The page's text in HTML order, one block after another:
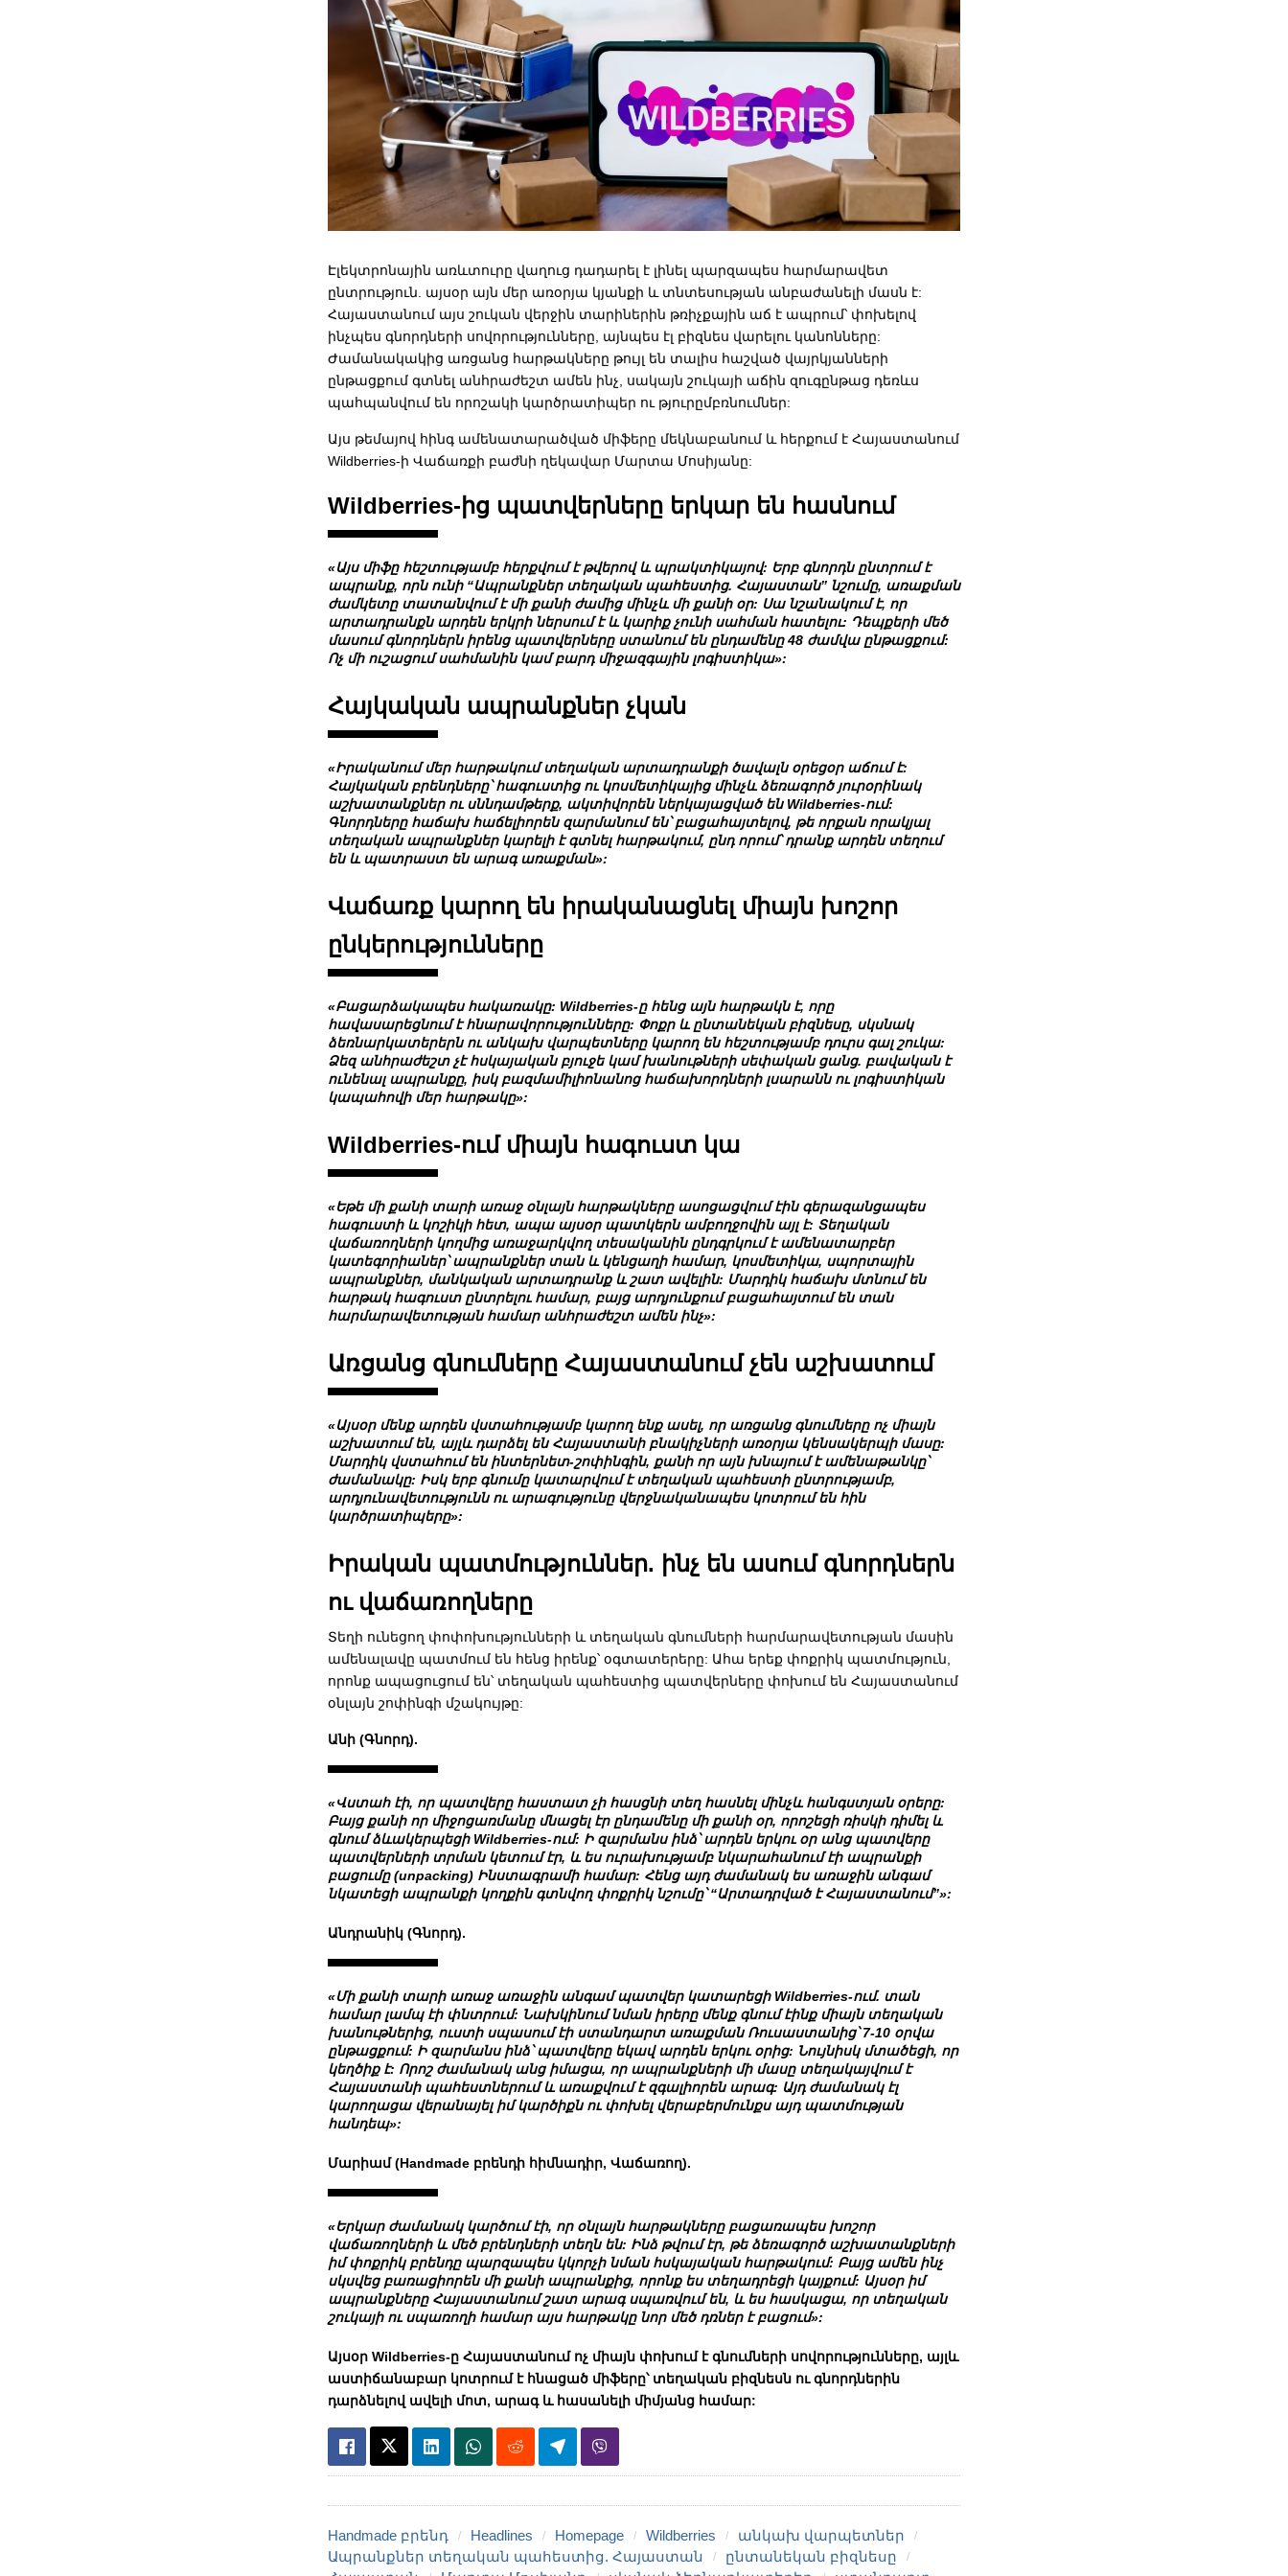
Էլեկտրոնային առևտուրը վաղուց դադարել է լինել պարզապես հարմարավետ
ընտրություն. այսօր այն մեր առօրյա կյանքի և տնտեսության անբաժանելի մասն է:
Հայաստանում այս շուկան վերջին տարիներին թռիչքային աճ է ապրում՝ փոխելով
ինչպես գնորդների սովորությունները, այնպես էլ բիզնես վարելու կանոնները:
Ժամանակակից առցանց հարթակները թույլ են տալիս հաշված վայրկյանների
ընթացքում գտնել անհրաժեշտ ամեն ինչ, սակայն շուկայի աճին զուգընթաց դեռևս
պահպանվում են որոշակի կարծրատիպեր ու թյուրըմբռնումներ:
Այս թեմայով հինգ ամենատարածված միֆերը մեկնաբանում և հերքում է Հայաստանում
Wildberries-ի Վաճառքի բաժնի ղեկավար Մարտա Մոսիյանը:
Wildberries-ից պատվերները երկար են հասնում
«Այս միֆը հեշտությամբ հերքվում է թվերով և պրակտիկայով: Երբ գնորդն ընտրում է
ապրանք, որն ունի “Ապրանքներ տեղական պահեստից. Հայաստան” նշումը, առաքման
ժամկետը տատանվում է մի քանի ժամից մինչև մի քանի օր: Սա նշանակում է, որ
արտադրանքն արդեն երկրի ներսում է և կարիք չունի սահման հատելու: Դեպքերի մեծ
մասում գնորդներն իրենց պատվերները ստանում են ընդամենը 48 ժամվա ընթացքում:
Ոչ մի ուշացում սահմանին կամ բարդ միջազգային լոգիստիկա»:
Հայկական ապրանքներ չկան
«Իրականում մեր հարթակում տեղական արտադրանքի ծավալն օրեցօր աճում է:
Հայկական բրենդները՝ հագուստից ու կոսմետիկայից մինչև ձեռագործ յուրօրինակ
աշխատանքներ ու սննդամթերք, ակտիվորեն ներկայացված են Wildberries-ում:
Գնորդները հաճախ հաճելիորեն զարմանում են՝ բացահայտելով, թե որքան որակյալ
տեղական ապրանքներ կարելի է գտնել հարթակում, ընդ որում՝ դրանք արդեն տեղում
են և պատրաստ են արագ առաքման»:
Վաճառք կարող են իրականացնել միայն խոշոր
ընկերությունները
«Բացարձակապես հակառակը: Wildberries-ը հենց այն հարթակն է, որը
հավասարեցնում է հնարավորությունները: Փոքր և ընտանեկան բիզնեսը, սկսնակ
ձեռնարկատերերն ու անկախ վարպետները կարող են հեշտությամբ դուրս գալ շուկա:
Ձեզ անհրաժեշտ չէ հսկայական բյուջե կամ խանութների սեփական ցանց. բավական է
ունենալ ապրանքը, իսկ բազմամիլիոնանոց հաճախորդների լսարանն ու լոգիստիկան
կապահովի մեր հարթակը»:
Wildberries-ում միայն հագուստ կա
«Եթե մի քանի տարի առաջ օնլայն հարթակները ասոցացվում էին գերազանցապես
հագուստի և կոշիկի հետ, ապա այսօր պատկերն ամբողջովին այլ է: Տեղական
վաճառողների կողմից առաջարկվող տեսականին ընդգրկում է ամենատարբեր
կատեգորիաներ՝ ապրանքներ տան և կենցաղի համար, կոսմետիկա, սպորտային
ապրանքներ, մանկական արտադրանք և շատ ավելին: Մարդիկ հաճախ մտնում են
հարթակ հագուստ ընտրելու համար, բայց արդյունքում բացահայտում են տան
հարմարավետության համար անհրաժեշտ ամեն ինչ»:
Առցանց գնումները Հայաստանում չեն աշխատում
«Այսօր մենք արդեն վստահությամբ կարող ենք ասել, որ առցանց գնումները ոչ միայն
աշխատում են, այլև դարձել են Հայաստանի բնակիչների առօրյա կենսակերպի մասը:
Մարդիկ վստահում են ինտերնետ-շոփինգին, քանի որ այն խնայում է ամենաթանկը՝
ժամանակը: Իսկ երբ գնումը կատարվում է տեղական պահեստի ընտրությամբ,
արդյունավետությունն ու արագությունը վերջնականապես կոտրում են հին
կարծրատիպերը»:
Իրական պատմություններ. ինչ են ասում գնորդներն
ու վաճառողները
Տեղի ունեցող փոփոխությունների և տեղական գնումների հարմարավետության մասին
ամենալավը պատմում են հենց իրենք՝ օգտատերերը: Ահա երեք փոքրիկ պատմություն,
որոնք ապացուցում են՝ տեղական պահեստից պատվերները փոխում են Հայաստանում
օնլայն շոփինգի մշակույթը:
Անի (Գնորդ).
«Վստահ էի, որ պատվերը հաստատ չի հասցնի տեղ հասնել մինչև հանգստյան օրերը:
Բայց քանի որ միջոցառմանը մնացել էր ընդամենը մի քանի օր, որոշեցի ռիսկի դիմել և
գնում ձևակերպեցի Wildberries-ում: Ի զարմանս ինձ՝ արդեն երկու օր անց պատվերը
պատվերների տրման կետում էր, և ես ուրախությամբ նկարահանում էի ապրանքի
բացումը (unpacking) Ինստագրամի համար: Հենց այդ ժամանակ ես առաջին անգամ
նկատեցի ապրանքի կողքին գտնվող փոքրիկ նշումը՝“Արտադրված է Հայաստանում”»:
Անդրանիկ (Գնորդ).
«Մի քանի տարի առաջ առաջին անգամ պատվեր կատարեցի Wildberries-ում. տան
համար լամպ էի փնտրում: Նախկինում նման իրերը մենք գնում էինք միայն տեղական
խանութներից, ուստի սպասում էի ստանդարտ առաքման Ռուսաստանից՝ 7-10 օրվա
ընթացքում: Ի զարմանս ինձ՝ պատվերը եկավ արդեն երկու օրից: Նույնիսկ մտածեցի, որ
կեղծիք է: Որոշ ժամանակ անց իմացա, որ ապրանքների մի մասը տեղակայվում է
Հայաստանի պահեստներում և առաքվում է զգալիորեն արագ: Այդ ժամանակ էլ
կարողացա վերանայել իմ կարծիքն ու փոխել վերաբերմունքս այդ պատմության
հանդեպ»:
Մարիամ (Handmade բրենդի հիմնադիր, Վաճառող).
«Երկար ժամանակ կարծում էի, որ օնլայն հարթակները բացառապես խոշոր
վաճառողների և մեծ բրենդների տեղն են: Ինձ թվում էր, թե ձեռագործ աշխատանքների
իմ փոքրիկ բրենդը պարզապես կկորչի նման հսկայական հարթակում: Բայց ամեն ինչ
սկսվեց բառացիորեն մի քանի ապրանքից, որոնք ես տեղադրեցի կայքում: Այսօր իմ
ապրանքները Հայաստանում շատ արագ սպառվում են, և ես հասկացա, որ տեղական
շուկայի ու սպառողի համար այս հարթակը նոր մեծ դռներ է բացում»:
Այսօր Wildberries-ը Հայաստանում ոչ միայն փոխում է գնումների սովորությունները, այլև
աստիճանաբար կոտրում է հնացած միֆերը՝ տեղական բիզնեսն ու գնորդներին
դարձնելով ավելի մոտ, արագ և հասանելի միմյանց համար:
Handmade բրենդ Headlines Homepage Wildberries
անկախ վարպետներ
Ապրանքներ տեղական պահեստից. Հայաստան
ընտանեկան բիզնեսը